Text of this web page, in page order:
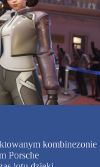
kombinezonie
Porsche